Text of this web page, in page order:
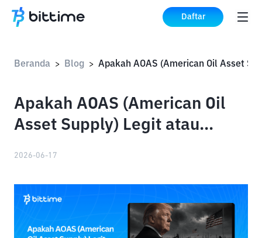
Daftar
Beranda > Blog >
Apakah AOAS (American Oil
Asset Supply) Legit atau
2026-06-17